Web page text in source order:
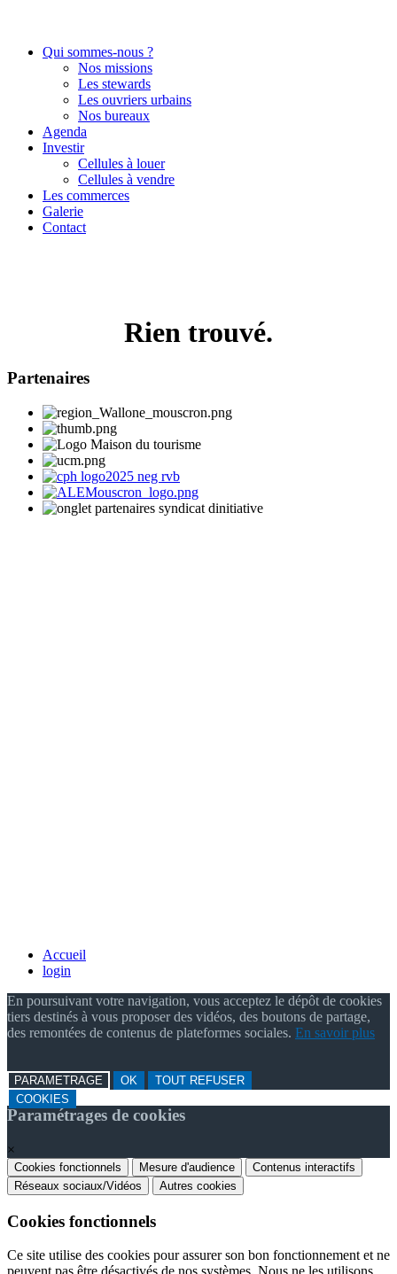
Qui sommes-nous ?
Nos missions
Les stewards
Les ouvriers urbains
Nos bureaux
Agenda
Investir
Cellules à louer
Cellules à vendre
Les commerces
Galerie
Contact
Rien trouvé.
Partenaires
Accueil
login
En poursuivant votre navigation, vous acceptez le dépôt de cookies
tiers destinés à vous proposer des vidéos, des boutons de partage,
des remontées de contenus de plateformes sociales. En savoir plus
PARAMETRAGE OK
TOUT REFUSER
COOKIES
Paramétrages de cookies
×
Cookies fonctionnels Mesure d'audience
Contenus interactifs
Réseaux sociaux/Vidéos
Autres cookies
Cookies fonctionnels
Ce site utilise des cookies pour assurer son bon fonctionnement et ne